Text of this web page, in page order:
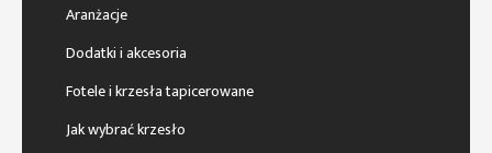
Aranżacje
Dodatki i akcesoria
Fotele i krzesła tapicerowane
Jak wybrać krzesło